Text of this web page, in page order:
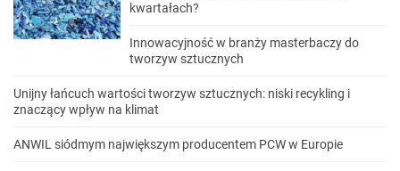
kwartałach?
Innowacyjność w branży masterbaczy do
tworzyw sztucznych
Unijny łańcuch wartości tworzyw sztucznych: niski recykling i
znaczący wpływ na klimat
ANWIL siódmym największym producentem PCW w Europie